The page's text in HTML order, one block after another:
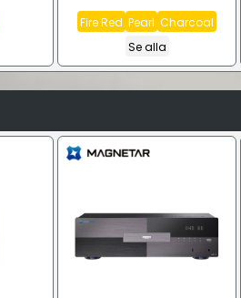
Fire Red Pearl Charcoal
Se alla